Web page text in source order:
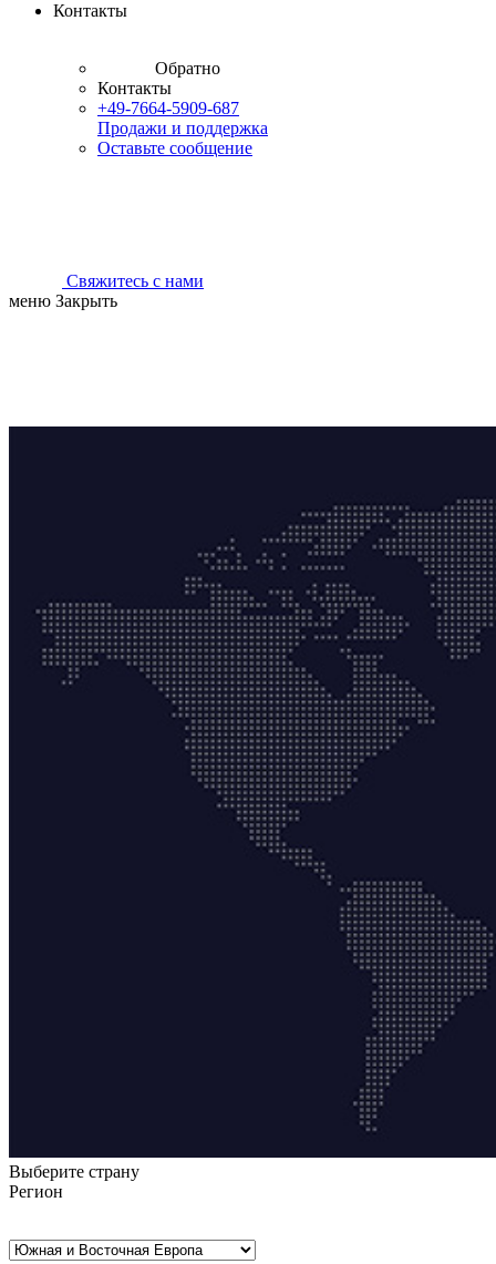
Контакты
Обратно
Контакты
+49-7664-5909-687
Продажи и поддержка
Оставьте сообщение
Свяжитесь с нами
меню Закрыть
Выберите страну
Регион